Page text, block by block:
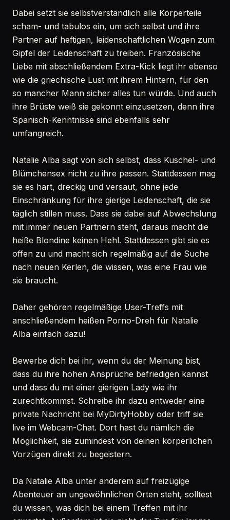
Dabei setzt sie selbstverständlich alle Körperteile
scham- und tabulos ein, um sich selbst und ihre
Partner auf heftigen, leidenschaftlichen Wogen zum
Gipfel der Leidenschaft zu treiben. Französische
Liebe mit abschließendem Extra-Kick liegt ihr ebenso
wie die griechische Lust mit ihrem Hintern, für den
so mancher Mann sicher alles tun würde. Und auch
ihre Brüste weiß sie gekonnt einzusetzen, denn ihre
Spanisch-Kenntnisse sind ebenfalls sehr
umfangreich.
Natalie Alba sagt von sich selbst, dass Kuschel- und
Blümchensex nicht zu ihre passen. Stattdessen mag
sie es hart, dreckig und versaut, ohne jede
Einschränkung für ihre gierige Leidenschaft, die sie
täglich stillen muss. Dass sie dabei auf Abwechslung
mit immer neuen Partnern steht, daraus macht die
heiße Blondine keinen Hehl. Stattdessen gibt sie es
offen zu und macht sich regelmäßig auf die Suche
nach neuen Kerlen, die wissen, was eine Frau wie
sie braucht.
Daher gehören regelmäßige User-Treffs mit
anschließendem heißen Porno-Dreh für Natalie
Alba einfach dazu!
Bewerbe dich bei ihr, wenn du der Meinung bist,
dass du ihre hohen Ansprüche befriedigen kannst
und dass du mit einer gierigen Lady wie ihr
zurechtkommst. Schreibe ihr dazu entweder eine
private Nachricht bei MyDirtyHobby oder triff sie
live im Webcam-Chat. Dort hast du nämlich die
Möglichkeit, sie zumindest von deinen körperlichen
Vorzügen direkt zu begeistern.
Da Natalie Alba unter anderem auf freizügige
Abenteuer an ungewöhnlichen Orten steht, solltest
du wissen, was dich bei einem Treffen mit ihr